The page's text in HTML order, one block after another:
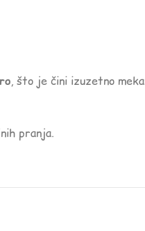
, što je čini izuzetno
pranja.